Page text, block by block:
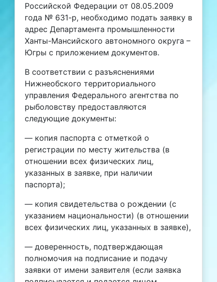
Российской Федерации от 08.05.2009
года № 631-р, необходимо подать заявку в
адрес Департамента промышленности
Ханты-Мансийского автономного округа –
Югры с приложением документов.
В соответствии с разъяснениями
Нижнеобского территориального
управления Федерального агентства по
рыболовству предоставляются
следующие документы:
— копия паспорта с отметкой о
регистрации по месту жительства (в
отношении всех физических лиц,
указанных в заявке, при наличии
паспорта);
— копия свидетельства о рождении (с
указанием национальности) (в отношении
всех физических лиц, указанных в заявке),
— доверенность, подтверждающая
полномочия на подписание и подачу
заявки от имени заявителя (если заявка